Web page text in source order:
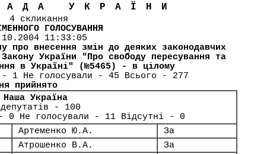
УКРАЇНИ
4 скликання
ГОЛОСУВАННЯ
11:33:05
про внесення змін до деяких законодавчих
України "Про свободу пересування та
в Україні" (№5465) - в цілому
1 Не голосували - 45 Всього - 277
прийнято
Наша Україна
- 100
Не голосували - 11 Відсутні - 0
Артеменко Ю.А.
За
Атрошенко В.А.
За